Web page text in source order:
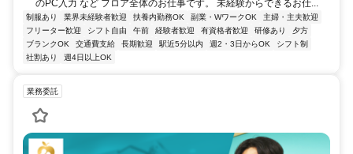
のPC入力 など フロア全体のお仕事です。 未経験からできるお仕...
制服あり 業界未経験者歓迎 扶養内勤務OK 副業・WワークOK
主婦・主夫歓迎
フリーター歓迎
シフト自由 午前 経験者歓迎 有資格者歓迎 研修あり
夕方
ブランクOK
交通費支給 長期歓迎 駅近5分以内 週2・3日からOK
シフト制
社割あり
週4日以上OK
業務委託